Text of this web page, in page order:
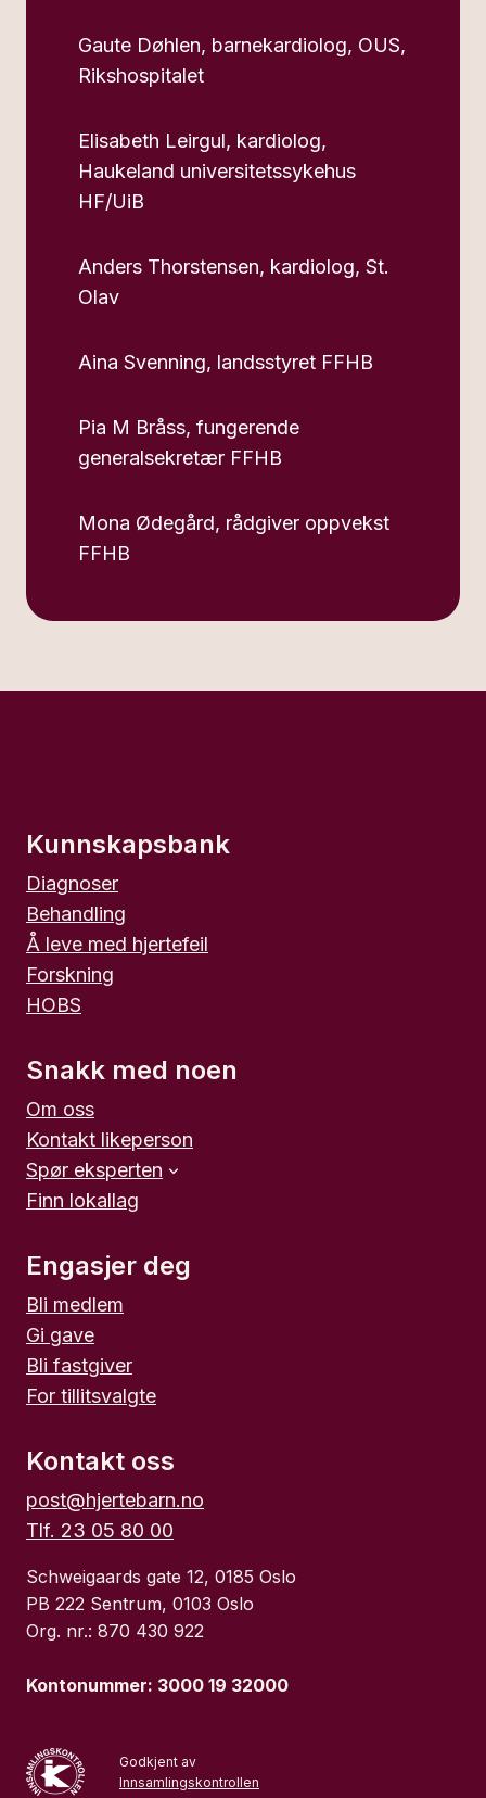
Gaute Døhlen, barnekardiolog, OUS,
Rikshospitalet
Elisabeth Leirgul, kardiolog,
Haukeland universitetssykehus
HF/UiB
Anders Thorstensen, kardiolog, St.
Olav
Aina Svenning, landsstyret FFHB
Pia M Bråss, fungerende
generalsekretær FFHB
Mona Ødegård, rådgiver oppvekst
FFHB
Kunnskapsbank
Diagnoser
Behandling
Å leve med hjertefeil
Forskning
HOBS
Snakk med noen
Om oss
Kontakt likeperson
Spør eksperten
Finn lokallag
Engasjer deg
Bli medlem
Gi gave
Bli fastgiver
For tillitsvalgte
Kontakt oss
post@hjertebarn.no
Tlf. 23 05 80 00
Schweigaards gate 12, 0185 Oslo
PB 222 Sentrum, 0103 Oslo
Org. nr.: 870 430 922
Kontonummer: 3000 19 32000
Godkjent av
Innsamlingskontrollen